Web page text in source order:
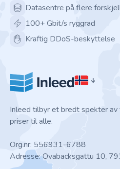
Datasentre på flere
100+ Gbit/s ryggrad
Kraftig DDoS-beskyttelse
Inleed tilbyr et bredt spekter
priser til alle.
Org.nr: 556931-6788
Adresse: Ovabacksgattu 10,